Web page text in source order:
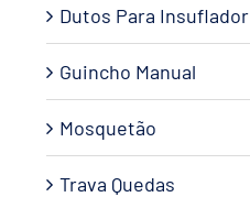
Dutos Para Insuflador
Guincho Manual
Mosquetão
Trava Quedas